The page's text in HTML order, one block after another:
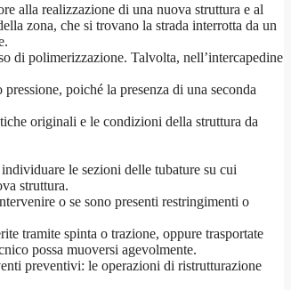
alla realizzazione di una nuova struttura e al
zona, che si trovano la strada interrotta da un
di polimerizzazione. Talvolta, nell’intercapedine
poiché la presenza di una seconda
originali e le condizioni della struttura da
le sezioni delle tubature su cui
struttura.
o se sono presenti restringimenti o
tramite spinta o trazione, oppure trasportate
possa muoversi agevolmente.
preventivi: le operazioni di ristrutturazione